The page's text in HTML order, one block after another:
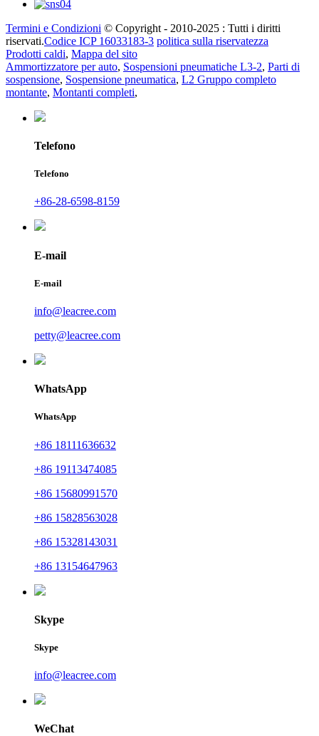
Termini e Condizioni © Copyright - 2010-2025 : Tutti i diritti
riservati.Codice ICP 16033183-3 politica sulla riservatezza
Prodotti caldi, Mappa del sito
Ammortizzatore per auto, Sospensioni pneumatiche L3-2, Parti di
sospensione, Sospensione pneumatica, L2 Gruppo completo
montante, Montanti completi,
Telefono
Telefono
+86-28-6598-8159
E-mail
E-mail
info@leacree.com
petty@leacree.com
WhatsApp
WhatsApp
+86 18111636632
+86 19113474085
+86 15680991570
+86 15828563028
+86 15328143031
+86 13154647963
Skype
Skype
info@leacree.com
WeChat